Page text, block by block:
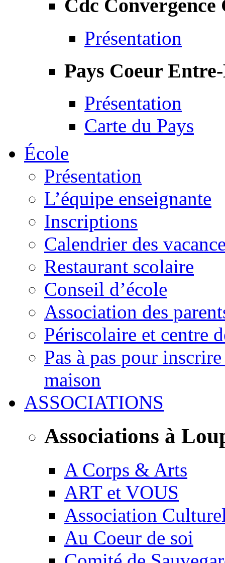
Cdc Convergence
Présentation
Pays Coeur
Présentation
Carte du Pays
École
Présentation
L’équipe enseignante
Inscriptions
Calendrier des
Restaurant scolaire
Conseil d’école
Association des
Périscolaire et centre
Pas à pas pour
maison
ASSOCIATIONS
Associations à
A Corps & Arts
ART et VOUS
Association
Au Coeur de soi